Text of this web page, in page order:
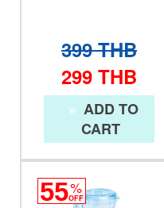
399 THB
299 THB
ADD TO
CART
55%
OFF